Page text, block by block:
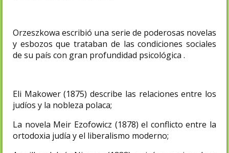
Orzeszkowa escribió una serie de poderosas novelas
y esbozos que trataban de las condiciones sociales
de su país con gran profundidad psicológica .
Eli Makower (1875) describe las relaciones entre los
judíos y la nobleza polaca;
La novela Meir Ezofowicz (1878) el conflicto entre la
ortodoxia judía y el liberalismo moderno;